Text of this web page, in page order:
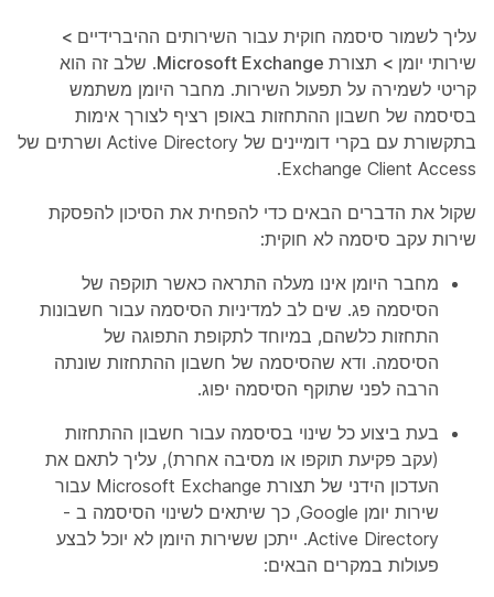
עליך לשמור סיסמה חוקית עבור השירותים ההיברידיים >
שירותי יומן > תצורת Microsoft Exchange
. שלב זה הוא
קריטי לשמירה על תפעול השירות. מחבר היומן משתמש
בסיסמה של חשבון ההתחזות באופן רציף לצורך אימות
בתקשורת עם בקרי דומיינים של Active Directory ושרתים של
Exchange Client Access.
שקול את הדברים הבאים כדי להפחית את הסיכון להפסקת
שירות עקב סיסמה לא חוקית:
מחבר היומן אינו מעלה התראה כאשר תוקפה של
הסיסמה פג. שים לב למדיניות הסיסמה עבור חשבונות
התחזות כלשהם, במיוחד לתקופת התפוגה של
הסיסמה. ודא שהסיסמה של חשבון ההתחזות שונתה
הרבה לפני שתוקף הסיסמה יפוג.
בעת ביצוע כל שינוי בסיסמה עבור חשבון ההתחזות
(עקב פקיעת תוקפו או מסיבה אחרת), עליך לתאם את
העדכון הידני של תצורת Microsoft Exchange עבור
שירות יומן Google, כך שיתאים לשינוי הסיסמה ב -
Active Directory. ייתכן ששירות היומן לא יוכל לבצע
פעולות במקרים הבאים: